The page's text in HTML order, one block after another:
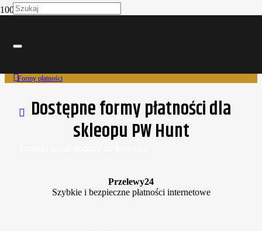
Formy płatności
Dostępne formy płatności dla
skleopu PW Hunt
Przelewy24
Szybkie i bezpieczne płatności internetowe